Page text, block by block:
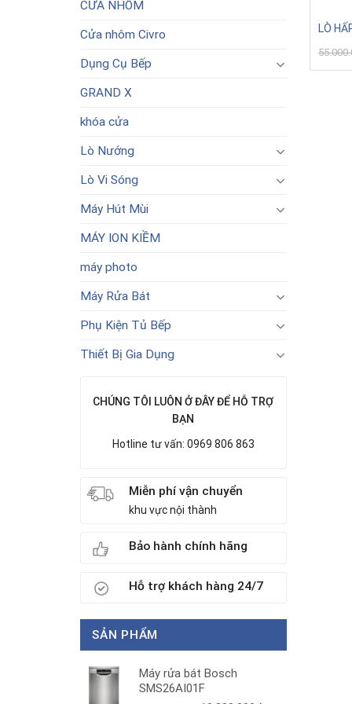
CỬA NHÔM
Cửa nhôm Civro
Dụng Cụ Bếp
GRAND X
khóa cửa
Lò Nướng
Lò Vi Sóng
Máy Hút Mùi
MÁY ION KIỀM
máy photo
Máy Rửa Bát
Phụ Kiện Tủ Bếp
Thiết Bị Gia Dụng
CHÚNG TÔI LUÔN Ở ĐÂY ĐỂ HỖ TRỢ
BẠN
Hotline tư vấn: 0969 806 863
Miễn phí vận chuyển
khu vực nội thành
Bảo hành chính hãng
Hỗ trợ khách hàng 24/7
SẢN PHẨM
Máy rửa bát Bosch
SMS26AI01F
LÒ